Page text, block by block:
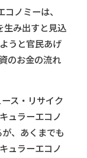
ノミーは、
み出すと見込
うと官民あげ
のお金の流れ
ス・リサイク
ュラーエコノ
、あくまでも
ュラーエコノ